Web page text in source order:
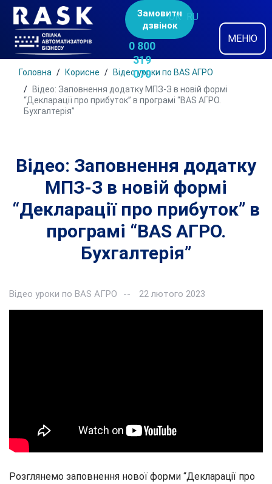
Замовити
дзвінок
0 800
319
070
UK RU
МЕНЮ
Головна Корисне
Відео уроки по BAS АГРО
Відео: Заповнення додатку МПЗ-З в новій формі
“Декларації про прибуток” в програмі “BAS АГРО.
Бухгалтерія”
Відео: Заповнення додатку
МПЗ-З в новій формі
“Декларації про прибуток” в
програмі “BAS АГРО.
Бухгалтерія”
Відео уроки по BAS АГРО 22 лютого 2023
Розглянемо заповнення нової форми “Декларації про